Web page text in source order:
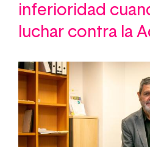
inferioridad
luchar contra la